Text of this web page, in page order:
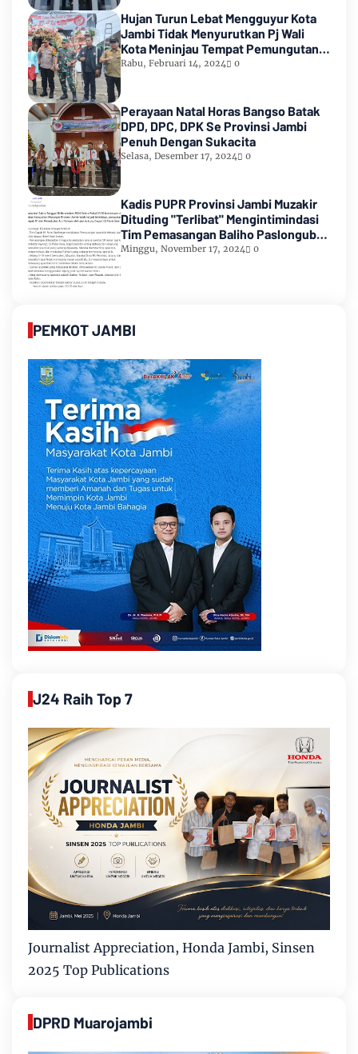
Hujan Turun Lebat Mengguyur Kota
Jambi Tidak Menyurutkan Pj Wali
Kota Meninjau Tempat Pemungutan
Suara Pemilu 2024
Rabu, Februari 14, 2024 0
Perayaan Natal Horas Bangso Batak
DPD, DPC, DPK Se Provinsi Jambi
Penuh Dengan Sukacita
Selasa, Desember 17, 2024 0
Kadis PUPR Provinsi Jambi Muzakir
Dituding "Terlibat" Mengintimindasi
Tim Pemasangan Baliho Paslongub
Romi-Sudirman
Minggu, November 17, 2024 0
PEMKOT JAMBI
J24 Raih Top 7
Journalist Appreciation, Honda Jambi, Sinsen
2025 Top Publications
DPRD Muarojambi